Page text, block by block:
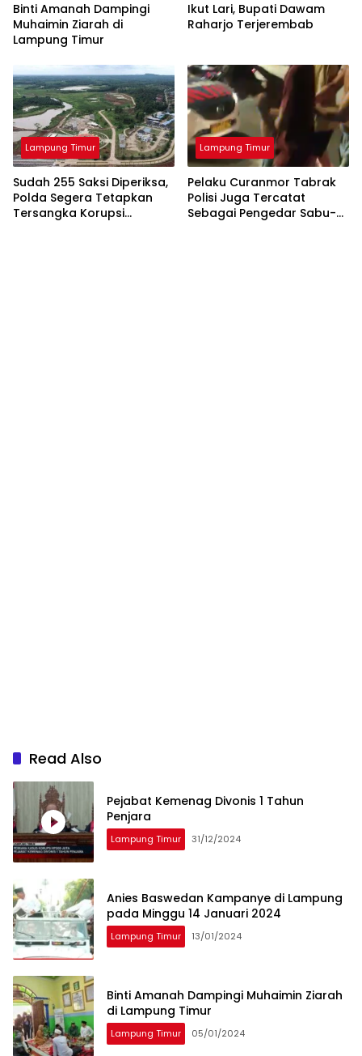
Binti Amanah Dampingi
Muhaimin Ziarah di
Lampung Timur
Ikut Lari, Bupati Dawam
Raharjo Terjerembab
Lampung Timur
Sudah 255 Saksi Diperiksa,
Polda Segera Tetapkan
Tersangka Korupsi
Lampung Timur
Pelaku Curanmor Tabrak
Polisi Juga Tercatat
Sebagai Pengedar Sabu-
Read Also
Pejabat Kemenag Divonis 1 Tahun
Penjara
Lampung Timur 31/12/2024
Anies Baswedan Kampanye di Lampung
pada Minggu 14 Januari 2024
Lampung Timur 13/01/2024
Binti Amanah Dampingi Muhaimin Ziarah
di Lampung Timur
Lampung Timur 05/01/2024